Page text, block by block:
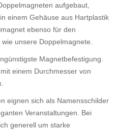
aufgebaut,
einem Gehäuse aus Hartplastik
ebenso für den
unsere Doppelmagnete.
Magnetbefestigung.
einem Durchmesser von
eignen sich als Namensschilder
Veranstaltungen. Bei
generell um starke